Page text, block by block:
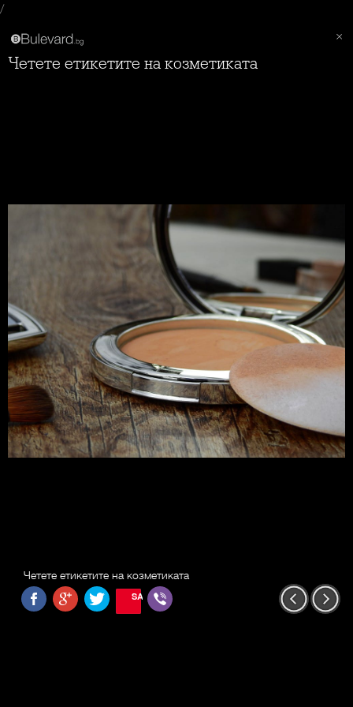
/
Четете етикетите на козметиката
Четете етикетите на козметиката
SAVE